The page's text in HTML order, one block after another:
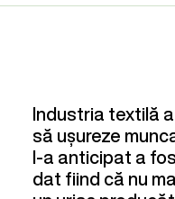
Industria textilă
să ușureze
l-a anticipat a
dat fiind că nu